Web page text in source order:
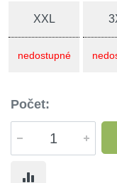
XXL
nedostupné
Počet: